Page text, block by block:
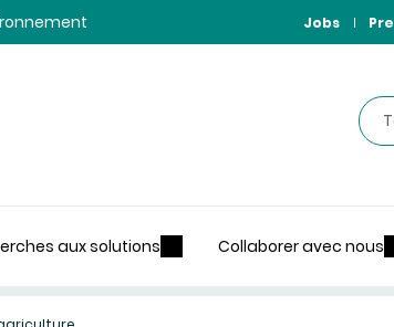
Jobs
aux solutions Collaborer avec nous